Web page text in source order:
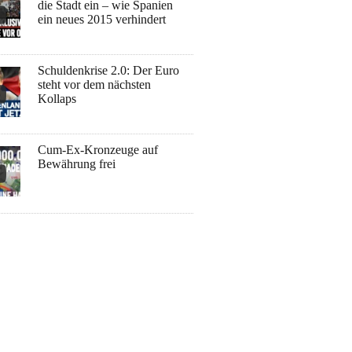
die Stadt ein – wie Spanien
ein neues 2015 verhindert
Schuldenkrise 2.0: Der Euro
steht vor dem nächsten
Kollaps
Cum-Ex-Kronzeuge auf
Bewährung frei